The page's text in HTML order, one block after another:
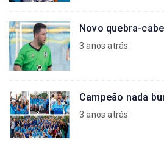
Novo quebra-
3 anos atrás
Campeão nada
3 anos atrás